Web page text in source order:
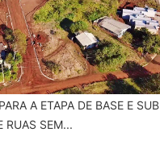
A ETAPA DE BASE E
RUAS SEM...